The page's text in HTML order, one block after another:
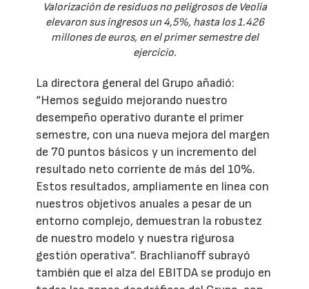
Valorización de residuos no peligrosos de Veolia
elevaron sus ingresos un 4,5%, hasta los 1.426
millones de euros, en el primer semestre del
ejercicio.
La directora general del Grupo añadió:
“Hemos seguido mejorando nuestro
desempeño operativo durante el primer
semestre, con una nueva mejora del margen
de 70 puntos básicos y un incremento del
resultado neto corriente de más del 10%.
Estos resultados, ampliamente en línea con
nuestros objetivos anuales a pesar de un
entorno complejo, demuestran la robustez
de nuestro modelo y nuestra rigurosa
gestión operativa”. Brachlianoff subrayó
también que el alza del EBITDA se produjo en